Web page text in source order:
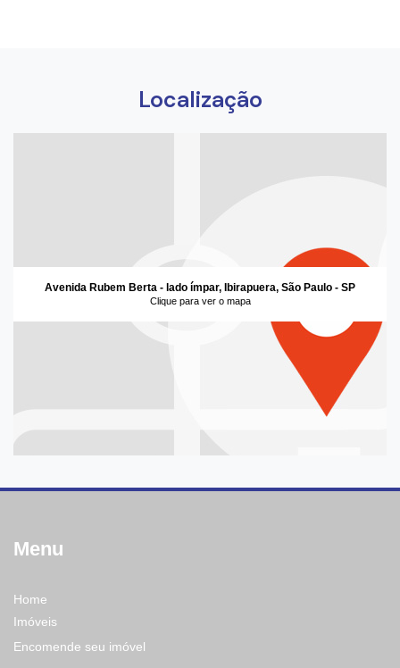
Localização
Avenida Rubem Berta - lado ímpar, Ibirapuera, São Paulo - SP
Clique para ver o mapa
Menu
Home
Imóveis
Encomende seu imóvel